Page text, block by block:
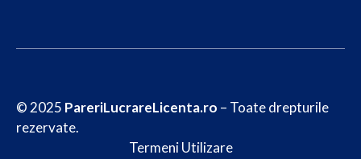
© 2025 PareriLucrareLicenta.ro – Toate drepturile
rezervate.
Termeni Utilizare